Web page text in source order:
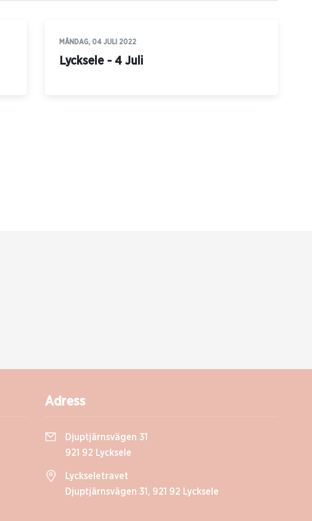
MÅNDAG, 04 JULI 2022
Lycksele - 4 Juli
Adress
Djuptjärnsvägen 31
921 92 Lycksele
Lyckseletravet
Djuptjärnsvägen 31, 921 92 Lycksele